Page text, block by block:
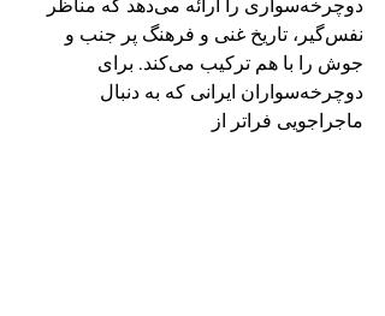
دوچرخه‌سواری را ارائه می‌دهد که مناظر
نفس‌گیر، تاریخ غنی و فرهنگ پر جنب و
جوش را با هم ترکیب می‌کند. برای
دوچرخه‌سواران ایرانی که به دنبال
ماجراجویی فراتر از